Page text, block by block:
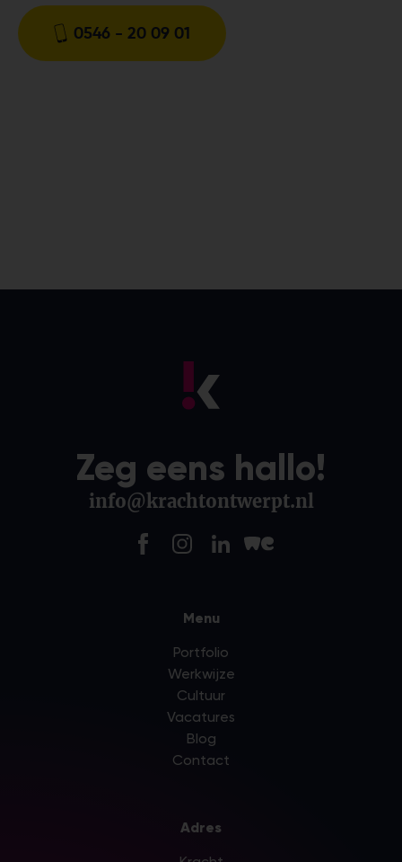
0546 - 20 09 01
Zeg eens hallo!
info@krachtontwerpt.nl
Menu
Portfolio
Werkwijze
Cultuur
Vacatures
Blog
Contact
Adres